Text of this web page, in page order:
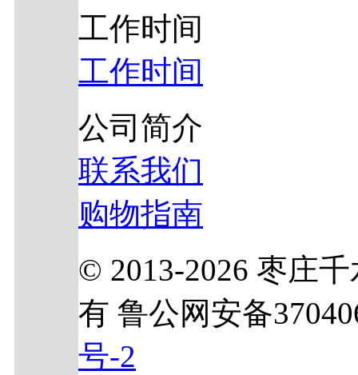
工作时间
工作时间
公司简介
联系我们
购物指南
© 2013-2026 枣庄
有 鲁公网安备
号-2